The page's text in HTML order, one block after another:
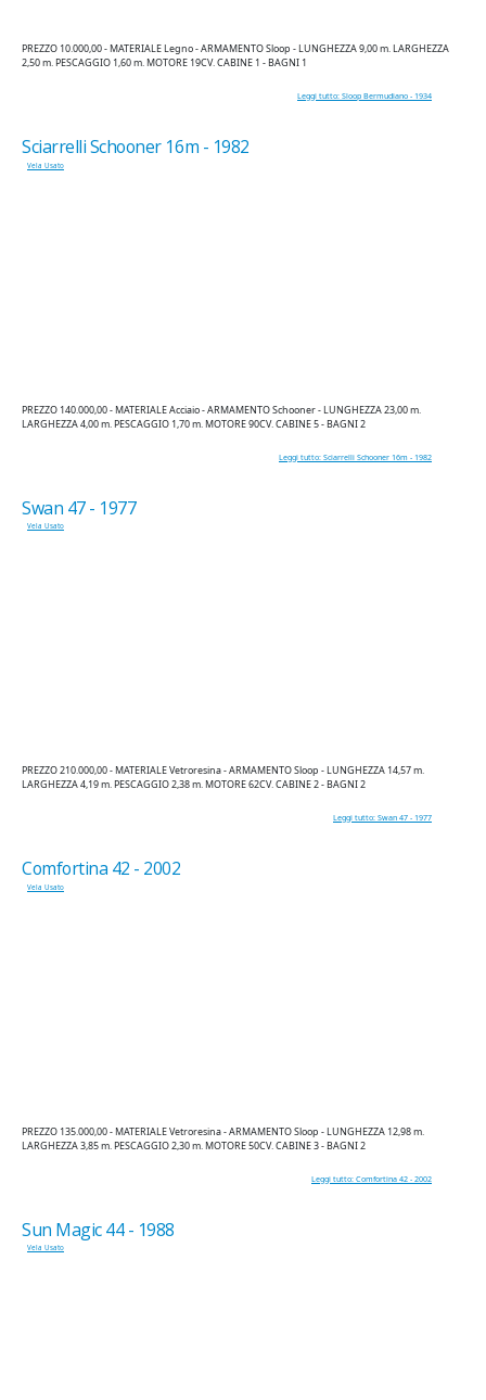
PREZZO 10.000,00 - MATERIALE Legno - ARMAMENTO Sloop - LUNGHEZZA 9,00 m. LARGHEZZA
2,50 m. PESCAGGIO 1,60 m. MOTORE 19CV. CABINE 1 - BAGNI 1
Leggi tutto: Sloop Bermudiano - 1934
Sciarrelli Schooner 16m - 1982
Vela Usato
PREZZO 140.000,00 - MATERIALE Acciaio - ARMAMENTO Schooner - LUNGHEZZA 23,00 m.
LARGHEZZA 4,00 m. PESCAGGIO 1,70 m. MOTORE 90CV. CABINE 5 - BAGNI 2
Leggi tutto: Sciarrelli Schooner 16m - 1982
Swan 47 - 1977
Vela Usato
PREZZO 210.000,00 - MATERIALE Vetroresina - ARMAMENTO Sloop - LUNGHEZZA 14,57 m.
LARGHEZZA 4,19 m. PESCAGGIO 2,38 m. MOTORE 62CV. CABINE 2 - BAGNI 2
Leggi tutto: Swan 47 - 1977
Comfortina 42 - 2002
Vela Usato
PREZZO 135.000,00 - MATERIALE Vetroresina - ARMAMENTO Sloop - LUNGHEZZA 12,98 m.
LARGHEZZA 3,85 m. PESCAGGIO 2,30 m. MOTORE 50CV. CABINE 3 - BAGNI 2
Leggi tutto: Comfortina 42 - 2002
Sun Magic 44 - 1988
Vela Usato